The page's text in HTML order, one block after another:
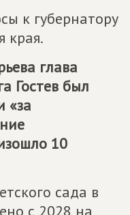
к губернатору
края.
глава
Гостев был
«за
10
сада в
с 2028 на